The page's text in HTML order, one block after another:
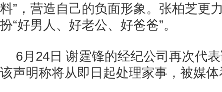
料”，营造自己的负面形象。张柏芝更
扮“好男人、好老公、好爸爸”。
6月24日 谢霆锋的经纪公司再次代
该声明称将从即日起处理家事，被媒